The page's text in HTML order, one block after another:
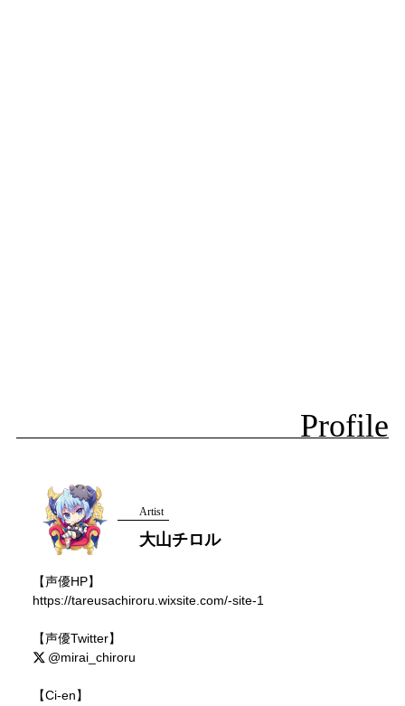
Profile
Artist
大山チロル
【声優HP】
https://tareusachiroru.wixsite.com/-site-1
【声優Twitter】
@mirai_chiroru
【Ci-en】